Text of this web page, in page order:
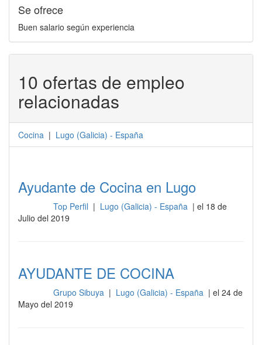
Se ofrece
Buen salario según experiencia
10 ofertas de empleo
relacionadas
Cocina | Lugo (Galicia) - España
Ayudante de Cocina en Lugo
Top Perfil | Lugo (Galicia) - España | el 18 de
Julio del 2019
AYUDANTE DE COCINA
Grupo Sibuya | Lugo (Galicia) - España | el 24 de
Mayo del 2019